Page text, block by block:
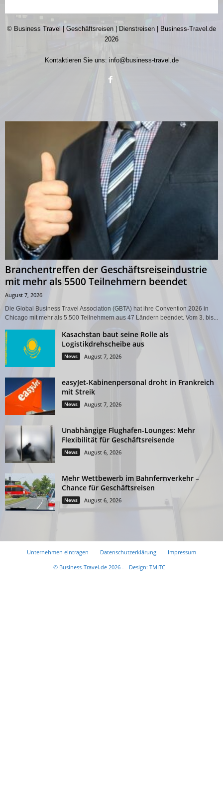
© Business Travel | Geschäftsreisen | Dienstreisen | Business-Travel.de
2026
Kontaktieren Sie uns: info@business-travel.de
Branchentreffen der Geschäftsreiseindustrie
mit mehr als 5500 Teilnehmern beendet
August 7, 2026
Die Global Business Travel Association (GBTA) hat ihre Convention 2026 in
Chicago mit mehr als 5.500 Teilnehmern aus 47 Ländern beendet. Vom 3. bis...
Kasachstan baut seine Rolle als
Logistikdrehscheibe aus
News August 7, 2026
easyJet-Kabinenpersonal droht in Frankreich
mit Streik
News August 7, 2026
Unabhängige Flughafen-Lounges: Mehr
Flexibilität für Geschäftsreisende
News August 6, 2026
Mehr Wettbewerb im Bahnfernverkehr –
Chance für Geschäftsreisen
News August 6, 2026
Unternehmen eintragen Datenschutzerklärung
Impressum
© Business-Travel.de 2026 -
Design: TMITC